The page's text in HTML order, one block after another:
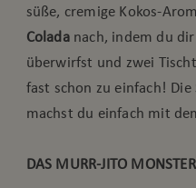
süße, cremige Kokos-
Coladanach, indem du dir
überwirfst und zwei
fast schon zu einfach!
machst du einfach mit
DAS MURR-JITO MONSTER